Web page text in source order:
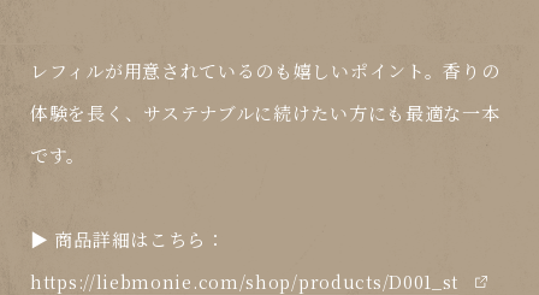
レフィルが用意されているのも嬉しいポイント。香りの
体験を長く、サステナブルに続けたい方にも最適な一本
です。
▶︎ 商品詳細はこちら：
https://liebmonie.com/shop/products/D001_st